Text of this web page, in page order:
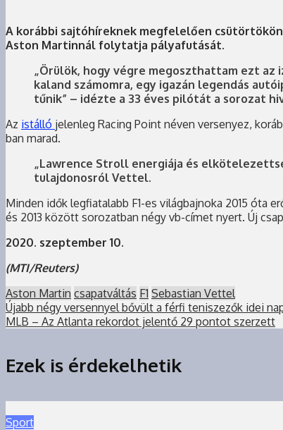
A korábbi sajtóhíreknek megfelelően
Aston Martinnál folytatja pályafutását.
„Örülök, hogy végre megoszthattam ezt az
kaland számomra, egy igazán legendás
tűnik” – idézte a 33 éves pilótát a sorozat
Az istálló jelenleg Racing Point néven versenyez,
ban marad.
„Lawrence Stroll energiája és
tulajdonosról Vettel.
Minden idők legfiatalabb F1-es világbajnoka 2015 óta
és 2013 között sorozatban négy vb-címet nyert. Új
2020. szeptember 10.
(MTI/Reuters)
Aston Martin csapatváltás F1 Sebastian Vettel
Újabb négy versennyel bővült a férfi teniszezők idei
MLB – Az Atlanta rekordot jelentő 29 pontot szerzett
Ezek is érdekelhetik
Sport